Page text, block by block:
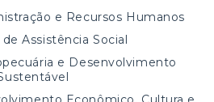
e Recursos Humanos
Assistência Social
e Desenvolvimento